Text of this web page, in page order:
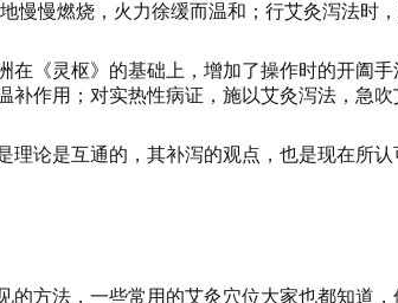
慢慢燃烧，火力徐缓而温和；行艾灸泻法时
在《灵枢》的基础上，增加了操作时的开阖
作用；对实热性病证，施以艾灸泻法，急
理论是互通的，其补泻的观点，也是现在所认
的方法，一些常用的艾灸穴位大家也都知道